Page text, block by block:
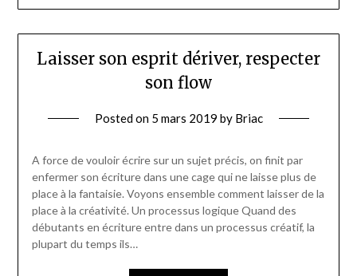
Laisser son esprit dériver, respecter
son flow
Posted on 5 mars 2019 by Briac
A force de vouloir écrire sur un sujet précis, on finit par
enfermer son écriture dans une cage qui ne laisse plus de
place à la fantaisie. Voyons ensemble comment laisser de la
place à la créativité. Un processus logique Quand des
débutants en écriture entre dans un processus créatif, la
plupart du temps ils…